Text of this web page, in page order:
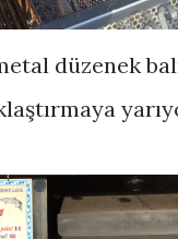
düzenek